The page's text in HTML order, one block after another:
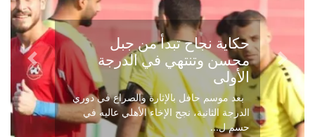
عكس ما صدر لا سقف لعدد
جمهور نادي النجمة
بعد القرار القاضي بالسماح بحضور 2000
مشجع لكل نادٍ في المباراة التي تجمع غدًا بين
جويا ...
Previous
Next